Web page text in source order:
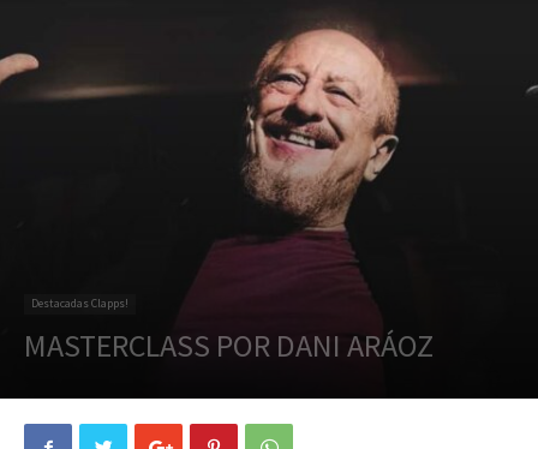
Destacadas Clapps!
MASTERCLASS POR DANI ARÁOZ